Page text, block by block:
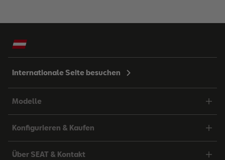
Internationale Seite besuchen
Modelle
Konfigurieren & Kaufen
Über SEAT & Kontakt